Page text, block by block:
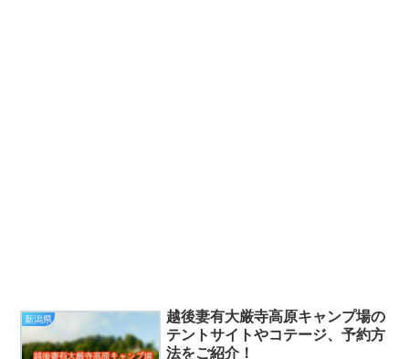
新潟県
越後妻有大厳寺高原キャンプ場の
テントサイトやコテージ、予約方
法をご紹介！